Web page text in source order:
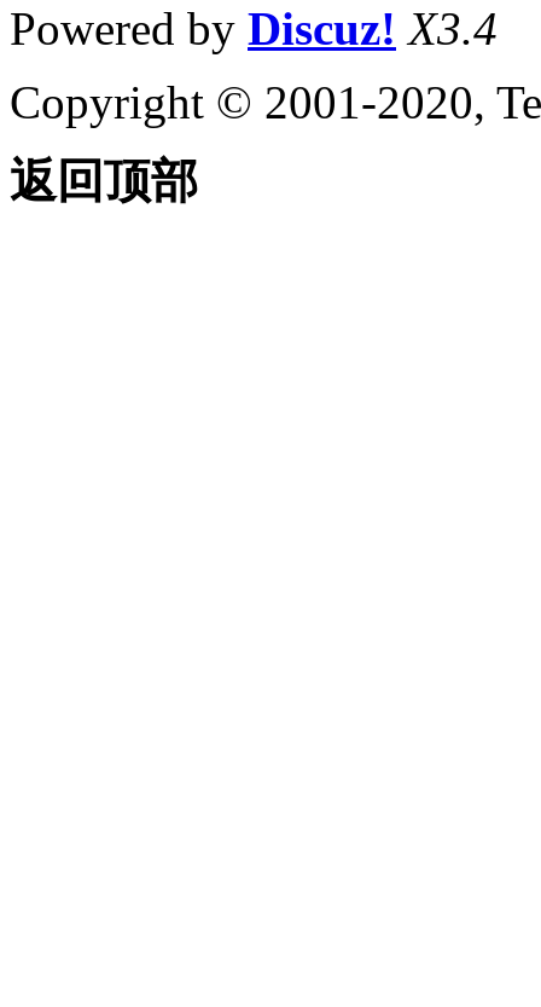
Powered by Discuz! X3.4
Copyright © 2001-2020,
返回顶部